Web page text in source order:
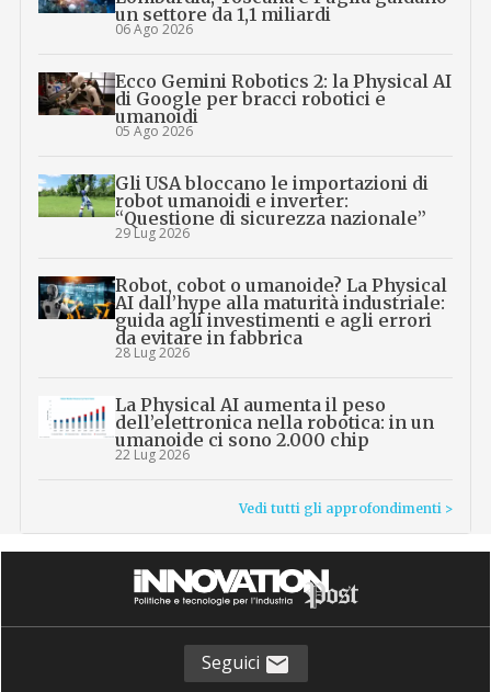
un settore da 1,1 miliardi
06 Ago 2026
Ecco Gemini Robotics 2: la Physical AI
di Google per bracci robotici e
umanoidi
05 Ago 2026
Gli USA bloccano le importazioni di
robot umanoidi e inverter:
“Questione di sicurezza nazionale”
29 Lug 2026
Robot, cobot o umanoide? La Physical
AI dall’hype alla maturità industriale:
guida agli investimenti e agli errori
da evitare in fabbrica
28 Lug 2026
La Physical AI aumenta il peso
dell’elettronica nella robotica: in un
umanoide ci sono 2.000 chip
22 Lug 2026
Vedi tutti gli approfondimenti >
Seguici